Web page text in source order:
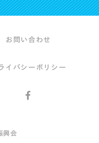
お問い合わせ
イバシーポリシー
興会